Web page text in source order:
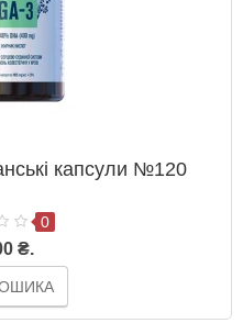
капсули №120
0
₴.